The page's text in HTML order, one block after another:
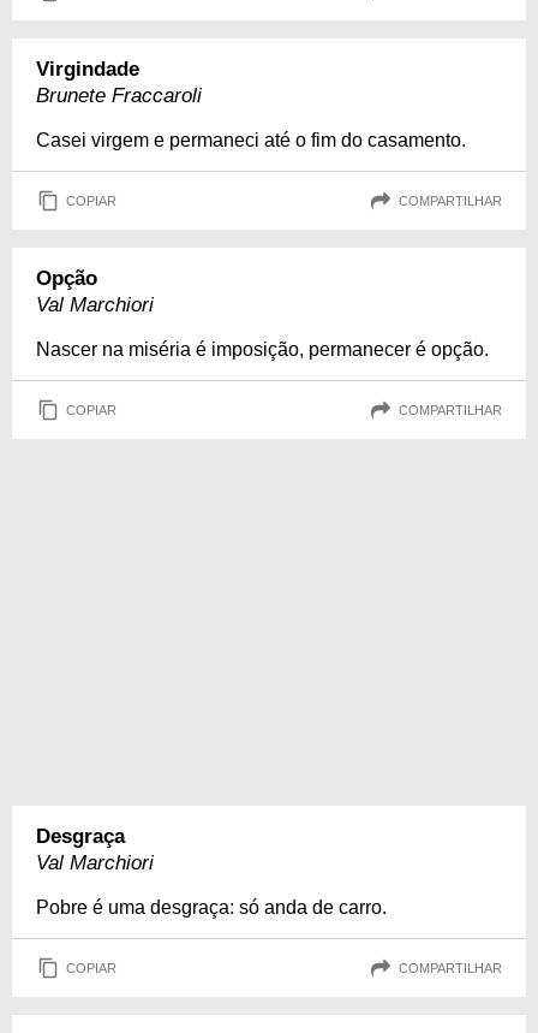
Virgindade
Brunete Fraccaroli
Casei virgem e permaneci até o fim do casamento.
COPIAR COMPARTILHAR
Opção
Val Marchiori
Nascer na miséria é imposição, permanecer é opção.
COPIAR COMPARTILHAR
Desgraça
Val Marchiori
Pobre é uma desgraça: só anda de carro.
COPIAR COMPARTILHAR